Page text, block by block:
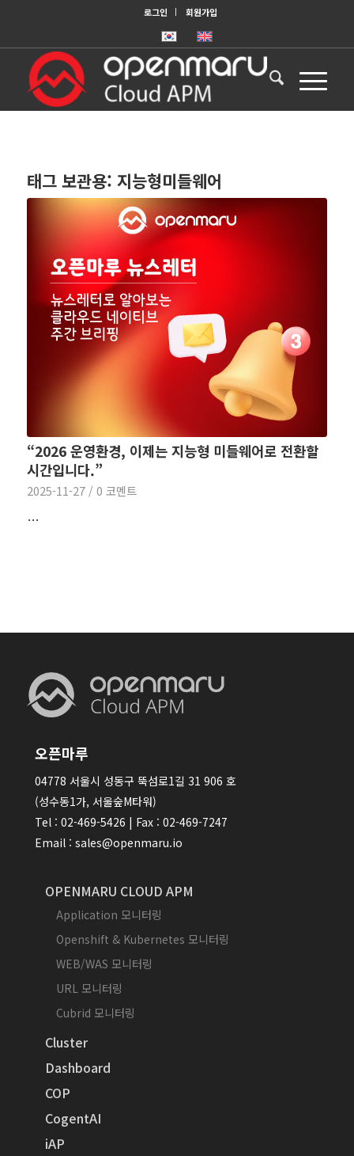
로그인 회원가입
태그 보관용: 지능형미들웨어
“2026 운영환경, 이제는 지능형 미들웨어로 전환할
시간입니다.”
2025-11-27 / 0 코멘트
…
오픈마루
04778 서울시 성동구 뚝섬로1길 31 906 호
(성수동1가, 서울숲M타워)
Tel : 02-469-5426 | Fax : 02-469-7247
Email : sales@openmaru.io
OPENMARU CLOUD APM
Application 모니터링
Openshift & Kubernetes 모니터링
WEB/WAS 모니터링
URL 모니터링
Cubrid 모니터링
Cluster
Dashboard
COP
CogentAI
iAP